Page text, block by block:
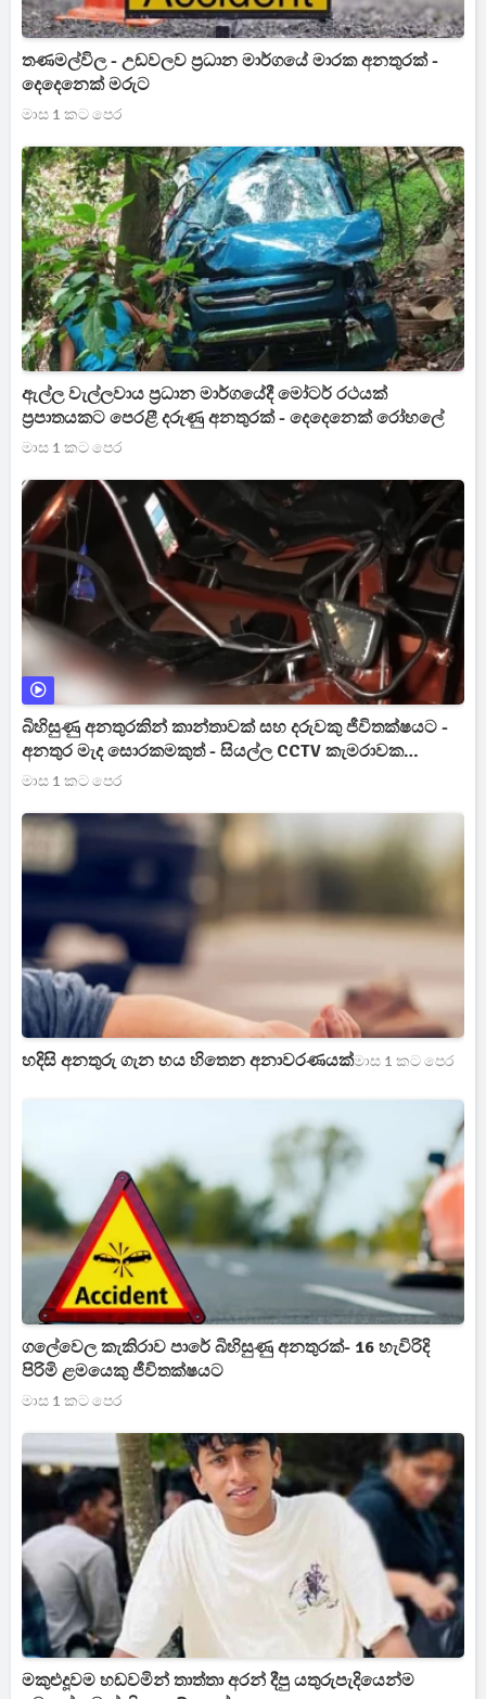
තණමල්විල - උඩවලව ප්‍රධාන මාර්ගයේ මාරක අනතුරක් -
දෙදෙනෙක් මරුට
මාස 1 කට පෙර
ඇල්ල වැල්ලවාය ප්‍රධාන මාර්ගයේදී මෝටර් රථයක්
ප්‍රපාතයකට පෙරළී දරුණු අනතුරක් - දෙදෙනෙක් රෝහලේ
මාස 1 කට පෙර
බිහිසුණු අනතුරකින් කාන්තාවක් සහ දරුවකු ජීවිතක්ෂයට -
අනතුර මැද සොරකමකුත් - සියල්ල CCTV කැමරාවක
[VIDEO]
මාස 1 කට පෙර
හදිසි අනතුරු ගැන භය හිතෙන අනාවරණයක්මාස 1 කට පෙර
ගලේවෙල කැකිරාව පාරේ බිහිසුණු අනතුරක්- 16 හැවිරිදි
පිරිමි ළමයෙකු ජීවිතක්ෂයට
මාස 1 කට පෙර
මකුළුදූවම හඩවමින් තාත්තා අරන් දීපු යතුරුපැදියෙන්ම